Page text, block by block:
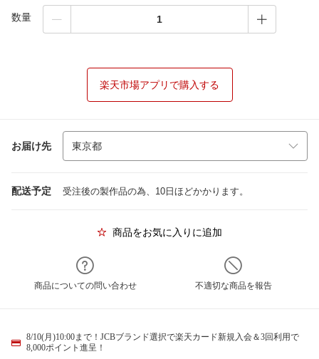
数量
楽天市場アプリで購入する
お届け先
配送予定 受注後の製作品の為、10日ほどかかります。
商品をお気に入りに追加
商品についての問い合わせ 不適切な商品を報告
8/10(月)10:00まで！JCBブランド選択で楽天カード新規入会＆3回利用で
8,000ポイント進呈！